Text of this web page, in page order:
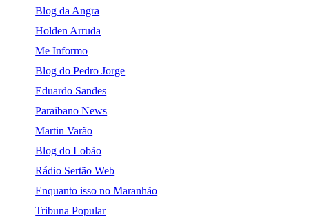
Blog da Angra
Holden Arruda
Me Informo
Blog do Pedro Jorge
Eduardo Sandes
Paraibano News
Martin Varão
Blog do Lobão
Rádio Sertão Web
Enquanto isso no Maranhão
Tribuna Popular